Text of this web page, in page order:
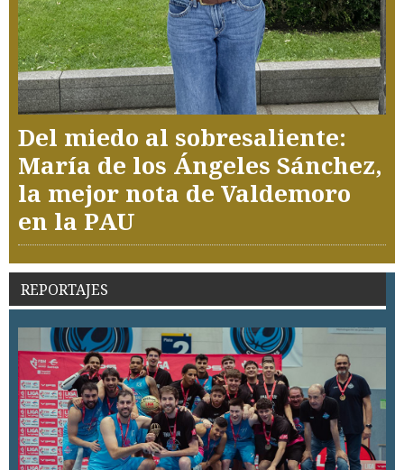
Del miedo al sobresaliente:
María de los Ángeles Sánchez,
la mejor nota de Valdemoro
en la PAU
REPORTAJES